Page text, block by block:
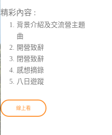
精彩內容 :
背景介紹及交流營主題
曲
開營致辭
閉營致辭
感想摘錄
八日遊蹤
線上看